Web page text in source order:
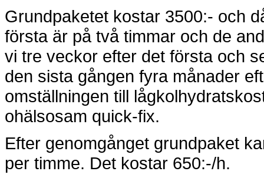
Grundpaketet kostar 3500:- och
första är på två timmar och de
vi tre veckor efter det första och
den sista gången fyra månader
omställningen till
ohälsosam quick-fix.
Efter genomgånget grundpaket
per timme. Det kostar 650:-/h.